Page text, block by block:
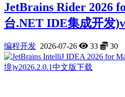
JetBrains Rider 2026
台.NET IDE集成开发
编程开发 2026-07-26 33 30